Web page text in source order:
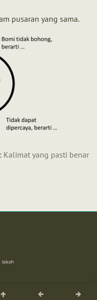
pusaran yang sama.
Kalimat yang pasti benar
tokoh